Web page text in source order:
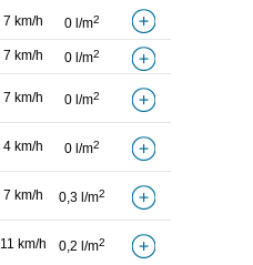
7 km/h 0 l/m2
7 km/h 0 l/m2
7 km/h 0 l/m2
4 km/h 0 l/m2
7 km/h 0,3 l/m2
11 km/h 0,2 l/m2